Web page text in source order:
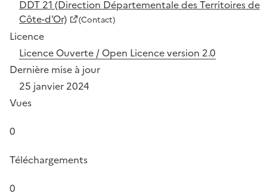
DDT 21 (Direction Départementale des Territoires de
Côte-d'Or)
(Contact)
Licence
Licence Ouverte / Open Licence version 2.0
Dernière mise à jour
25 janvier 2024
Vues
0
Téléchargements
0